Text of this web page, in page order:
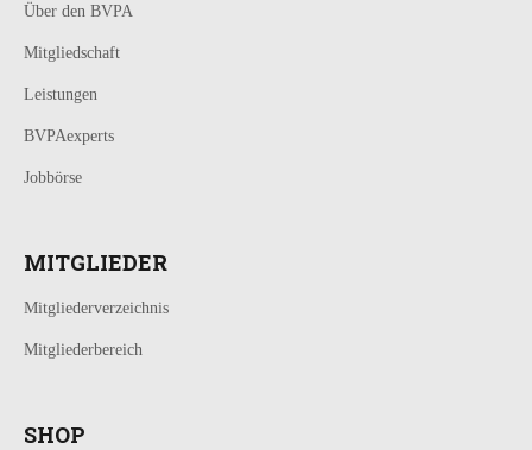
Über den BVPA
Mitgliedschaft
Leistungen
BVPAexperts
Jobbörse
MITGLIEDER
Mitgliederverzeichnis
Mitgliederbereich
SHOP